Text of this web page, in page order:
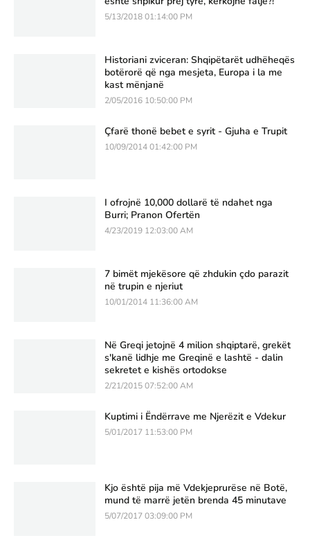
5/13/2018 01:14:00 PM
Historiani zviceran: Shqipëtarët udhëheqës
botërorë që nga mesjeta, Europa i la me
kast mënjanë
2/05/2016 10:50:00 PM
Çfarë thonë bebet e syrit - Gjuha e Trupit
10/09/2014 01:42:00 PM
I ofrojnë 10,000 dollarë të ndahet nga
Burri; Pranon Ofertën
4/23/2019 12:03:00 AM
7 bimët mjekësore që zhdukin çdo parazit
në trupin e njeriut
10/01/2014 11:36:00 AM
Në Greqi jetojnë 4 milion shqiptarë, grekët
s'kanë lidhje me Greqinë e lashtë - dalin
sekretet e kishës ortodokse
2/21/2015 07:52:00 AM
Kuptimi i Ëndërrave me Njerëzit e Vdekur
5/01/2017 11:53:00 PM
Kjo është pija më Vdekjeprurëse në Botë,
mund të marrë jetën brenda 45 minutave
5/07/2017 03:09:00 PM